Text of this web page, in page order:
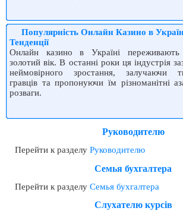
Популярність Онлайн Казино в
Тенденції
Онлайн казино в Україні переживають
золотий вік. В останні роки ця індустрія
неймовірного зростання, залучаючи
гравців та пропонуючи їм різноманітні
розваги.
Руководителю
Перейти к разделу Руководителю
Семья бухгалтера
Перейти к разделу Семья бухгалтера
Слухателю курсів